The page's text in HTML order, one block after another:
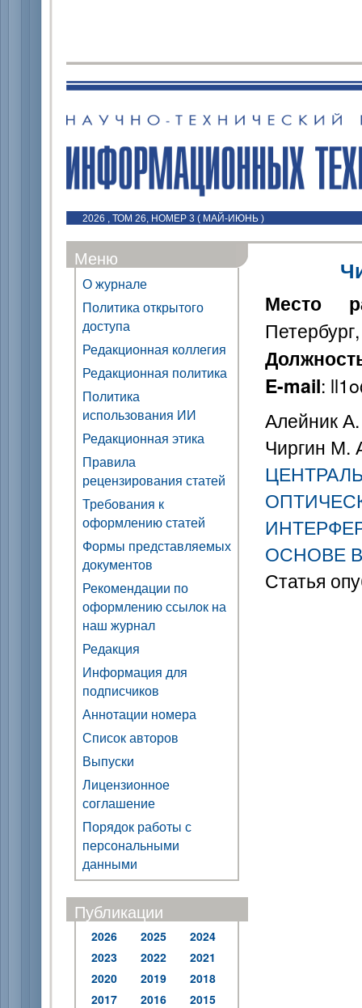
2026 , ТОМ 26, НОМЕР 3 ( МАЙ-ИЮНЬ )
Меню
О журнале
Политика открытого
доступа
Редакционная коллегия
Редакционная политика
Политика
использования ИИ
Редакционная этика
Правила
рецензирования статей
Требования к
оформлению статей
Формы представляемых
документов
Рекомендации по
оформлению ссылок на
наш журнал
Редакция
Информация для
подписчиков
Аннотации номера
Список авторов
Выпуски
Лицензионное
соглашение
Порядок работы с
персональными
данными
Публикации
2026 2025
2024
2023
2022
2021
2020
2019
2018
2017
2016
2015
Место
E-mail:
Алейник
Чиргин М.
ОСНОВЕ
Статья